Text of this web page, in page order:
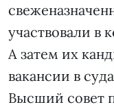
участвовали в
А затем их
вакансии в
Высший совет